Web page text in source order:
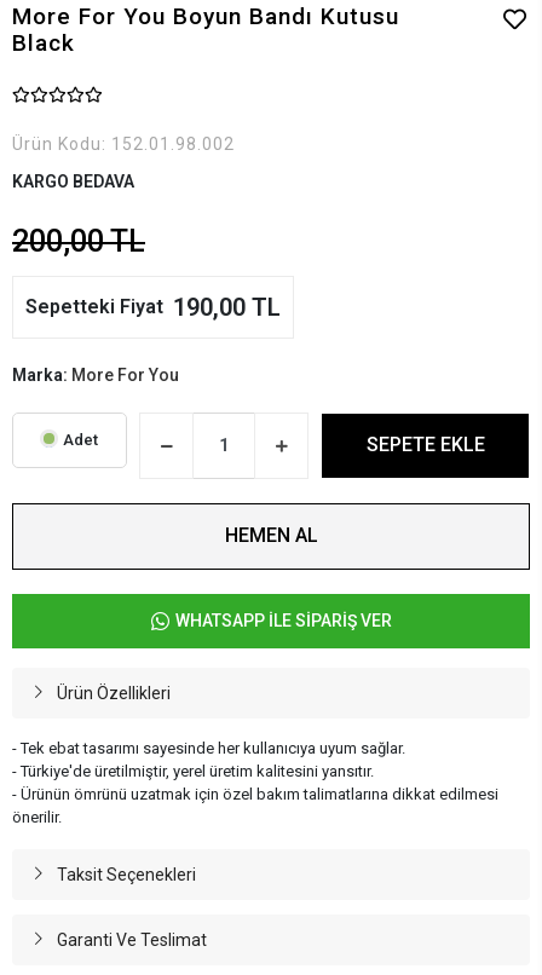
More For You Boyun Bandı Kutusu
Black
Ürün Kodu: 152.01.98.002
KARGO BEDAVA
200,00 TL
Sepetteki Fiyat 190,00 TL
Marka: More For You
Adet SEPETE EKLE
HEMEN AL
WHATSAPP İLE SİPARİŞ VER
Ürün Özellikleri
- Tek ebat tasarımı sayesinde her kullanıcıya uyum sağlar.
- Türkiye'de üretilmiştir, yerel üretim kalitesini yansıtır.
- Ürünün ömrünü uzatmak için özel bakım talimatlarına dikkat edilmesi
önerilir.
Taksit Seçenekleri
Garanti Ve Teslimat